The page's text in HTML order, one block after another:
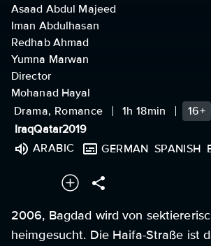
Asaad Abdul Majeed
Iman Abdulhasan
Redhab Ahmad
Yumna Marwan
Director
Mohanad Hayal
Drama, Romance
1h 18min
16+
IraqQatar2019
ARABIC
GERMAN SPANISH
2006, Bagdad wird von
heimgesucht. Die Haifa-Straße ist